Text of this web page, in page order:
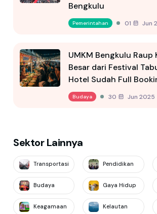
Bengkulu
Pemerintahan 01
UMKM Bengkulu
Besar dari Festival
Hotel Sudah Full
Budaya 30 Jun 2025
Sektor Lainnya
Transportasi Pendidikan
Budaya Gaya Hidup
Keagamaan Kelautan